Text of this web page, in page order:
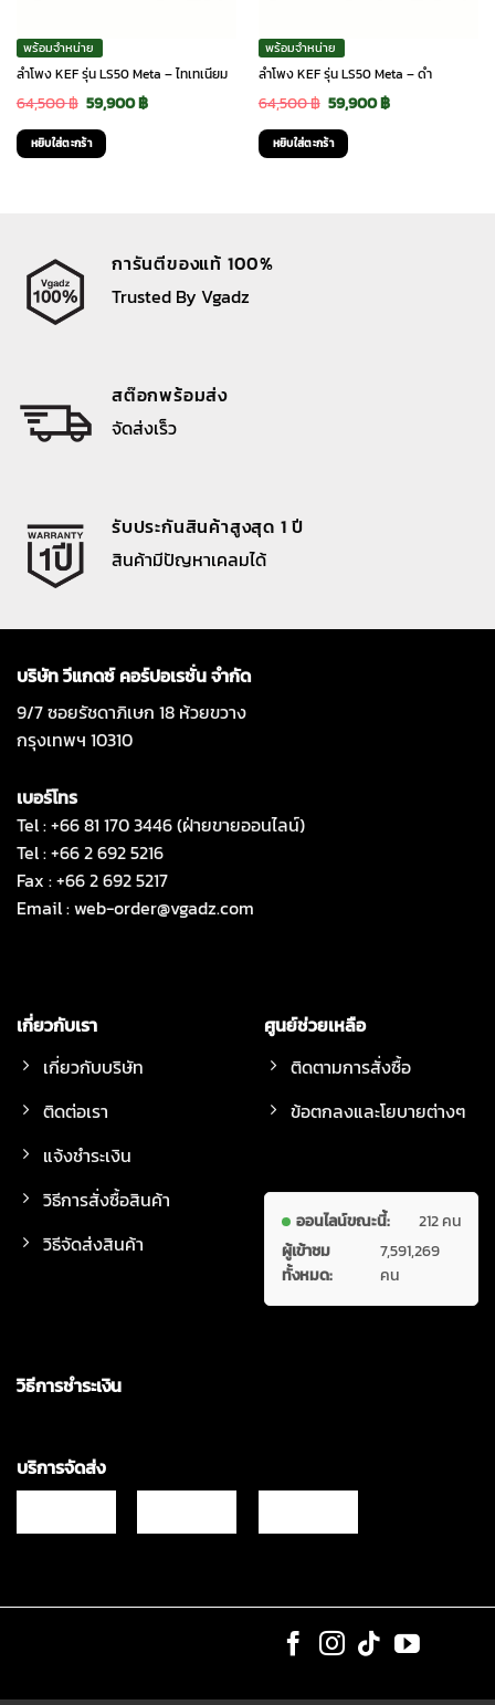
พร้อมจำหน่าย
ลำโพง KEF รุ่น LS50 Meta – ไทเทเนียม
64,500฿ Original
price
was:
59,900฿Current
หยิบใส่ตะกร้า
พร้อมจำหน่าย
ลำโพง KEF รุ่น LS50 Meta – ดำ
64,500฿ Original
price
was:
59,900฿Current
หยิบใส่ตะกร้า
การันตีของแท้ 100%
Trusted By Vgadz
สต๊อกพร้อมส่ง
จัดส่งเร็ว
รับประกันสินค้าสูงสุด 1 ปี
สินค้ามีปัญหาเคลมได้
บริษัท วีแกดซ์ คอร์ปอเรชั่น จำกัด
9/7 ซอยรัชดาภิเษก 18 ห้วยขวาง
กรุงเทพฯ 10310
เบอร์โทร
Tel : +66 81 170 3446 (ฝ่ายขายออนไลน์)
Tel : +66 2 692 5216
Fax : +66 2 692 5217
Email :web-order@vgadz.com
เกี่ยวกับเรา
เกี่ยวกับบริษัท
ติดต่อเรา
แจ้งชำระเงิน
วิธีการสั่งซื้อสินค้า
วิธีจัดส่งสินค้า
ศูนย์ช่วยเหลือ
ติดตามการสั่งซื้อ
ข้อตกลงและโยบายต่างๆ
ออนไลน์ขณะนี้:
212 คน
ผู้เข้าชม
ทั้งหมด:
7,591,269
คน
วิธีการชำระเงิน
บริการจัดส่ง